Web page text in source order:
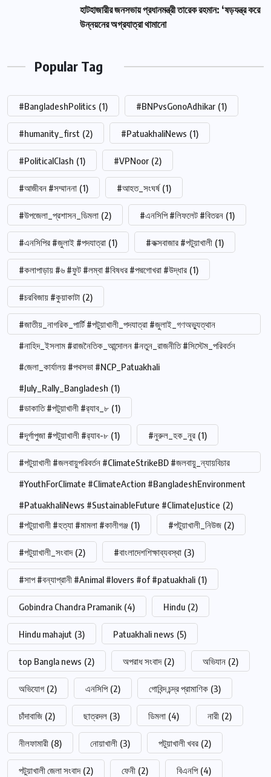
হাটহাজারীর জনসভায় প্রধানমন্ত্রী তারেক রহমান: ‘ষড়যন্ত্র করে
উন্নয়নের অগ্রযাত্রা থামানো
Popular Tag
#BangladeshPolitics (1) #BNPvsGonoAdhikar (1)
#humanity_first (2) #PatuakhaliNews (1)
#PoliticalClash (1) #VPNoor (2)
#আজীবন #সম্মাননা (1) #আহত_সংঘর্ষ (1)
#উপজেলা_প্রশাসন_ডিমলা (2) #এনসিপি #লিফলেট #বিতরন (1)
#এনসিপির #জুলাই #পদযাত্রা (1) #কক্সবাজার #পটুয়াখালী (1)
#কলাপাড়ায় #৬ #ফুট #লম্বা #বিষধর #পদ্মগোখরা #উদ্ধার (1)
#চরবিজায় #কুয়াকাটা (2)
#জাতীয়_নাগরিক_পার্টি #পটুয়াখালী_পদযাত্রা #জুলাই_গণঅভ্যুত্থান
#নাহিদ_ইসলাম #রাজনৈতিক_আন্দোলন #নতুন_রাজনীতি #সিস্টেম_পরিবর্তন
#জেলা_কার্যালয় #পথসভা #NCP_Patuakhali
#July_Rally_Bangladesh (1)
#ডাকাতি #পটুয়াখালী #র‍্যাব_৮ (1)
#দূর্গাপুজা #পটুয়াখালী #র‍্যাব-৮ (1) #নুরুল_হক_নুর (1)
#পটুয়াখালী #জলবায়ুপরিবর্তন #ClimateStrikeBD #জলবায়ু_ন্যায়বিচার
#YouthForClimate #ClimateAction #BangladeshEnvironment
#PatuakhaliNews #SustainableFuture #ClimateJustice (2)
#পটুয়াখালী #হত্যা #মামলা #কালীগঞ্জ (1) #পটুয়াখালী_নিউজ (2)
#পটুয়াখালী_সংবাদ (2) #বাংলাদেশশিক্ষাব্যবস্থা (3)
#সাপ #বন্যাপ্রানী #Animal #lovers #of #patuakhali (1)
Gobindra Chandra Pramanik (4) Hindu (2)
Hindu mahajut (3) Patuakhali news (5)
top Bangla news (2) অপরাধ সংবাদ (2) অভিযান (2)
অভিযোগ (2) এনসিপি (2) গোবিন্দ চন্দ্র প্রামাণিক (3)
চাঁদাবাজি (2) ছাত্রদল (3) ডিমলা (4) নারী (2)
নীলফামারী (8) নোয়াখালী (3) পটুয়াখালী খবর (2)
পটুয়াখালী জেলা সংবাদ (2) ফেনী (2) বিএনপি (4)